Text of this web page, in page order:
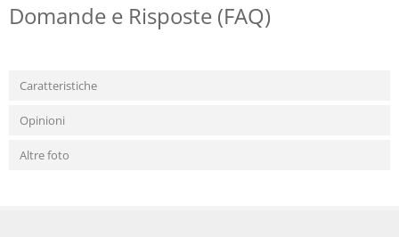
Domande e Risposte (FAQ)
Caratteristiche
Opinioni
Altre foto